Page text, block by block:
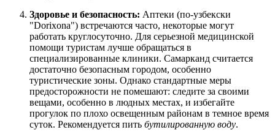
Здоровье и безопасность: Аптеки (по-узбекски
"Dorixona") встречаются часто, некоторые могут
работать круглосуточно. Для серьезной медицинской
помощи туристам лучше обращаться в
специализированные клиники. Самарканд считается
достаточно безопасным городом, особенно
туристические зоны. Однако стандартные меры
предосторожности не помешают: следите за своими
вещами, особенно в людных местах, и избегайте
прогулок по плохо освещенным районам в темное время
суток. Рекомендуется пить бутилированную воду.